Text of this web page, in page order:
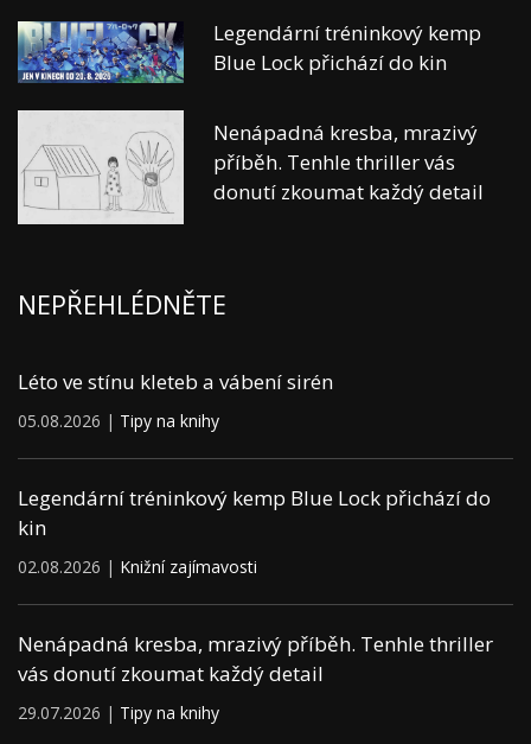
Legendární tréninkový kemp
Blue Lock přichází do kin
Nenápadná kresba, mrazivý
příběh. Tenhle thriller vás
donutí zkoumat každý detail
NEPŘEHLÉDNĚTE
Léto ve stínu kleteb a vábení sirén
05.08.2026 | Tipy na knihy
Legendární tréninkový kemp Blue Lock přichází do
kin
02.08.2026 | Knižní zajímavosti
Nenápadná kresba, mrazivý příběh. Tenhle thriller
vás donutí zkoumat každý detail
29.07.2026 | Tipy na knihy